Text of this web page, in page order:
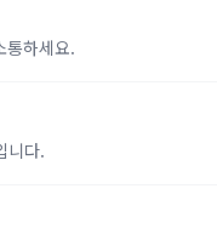
통하세요.
니다.